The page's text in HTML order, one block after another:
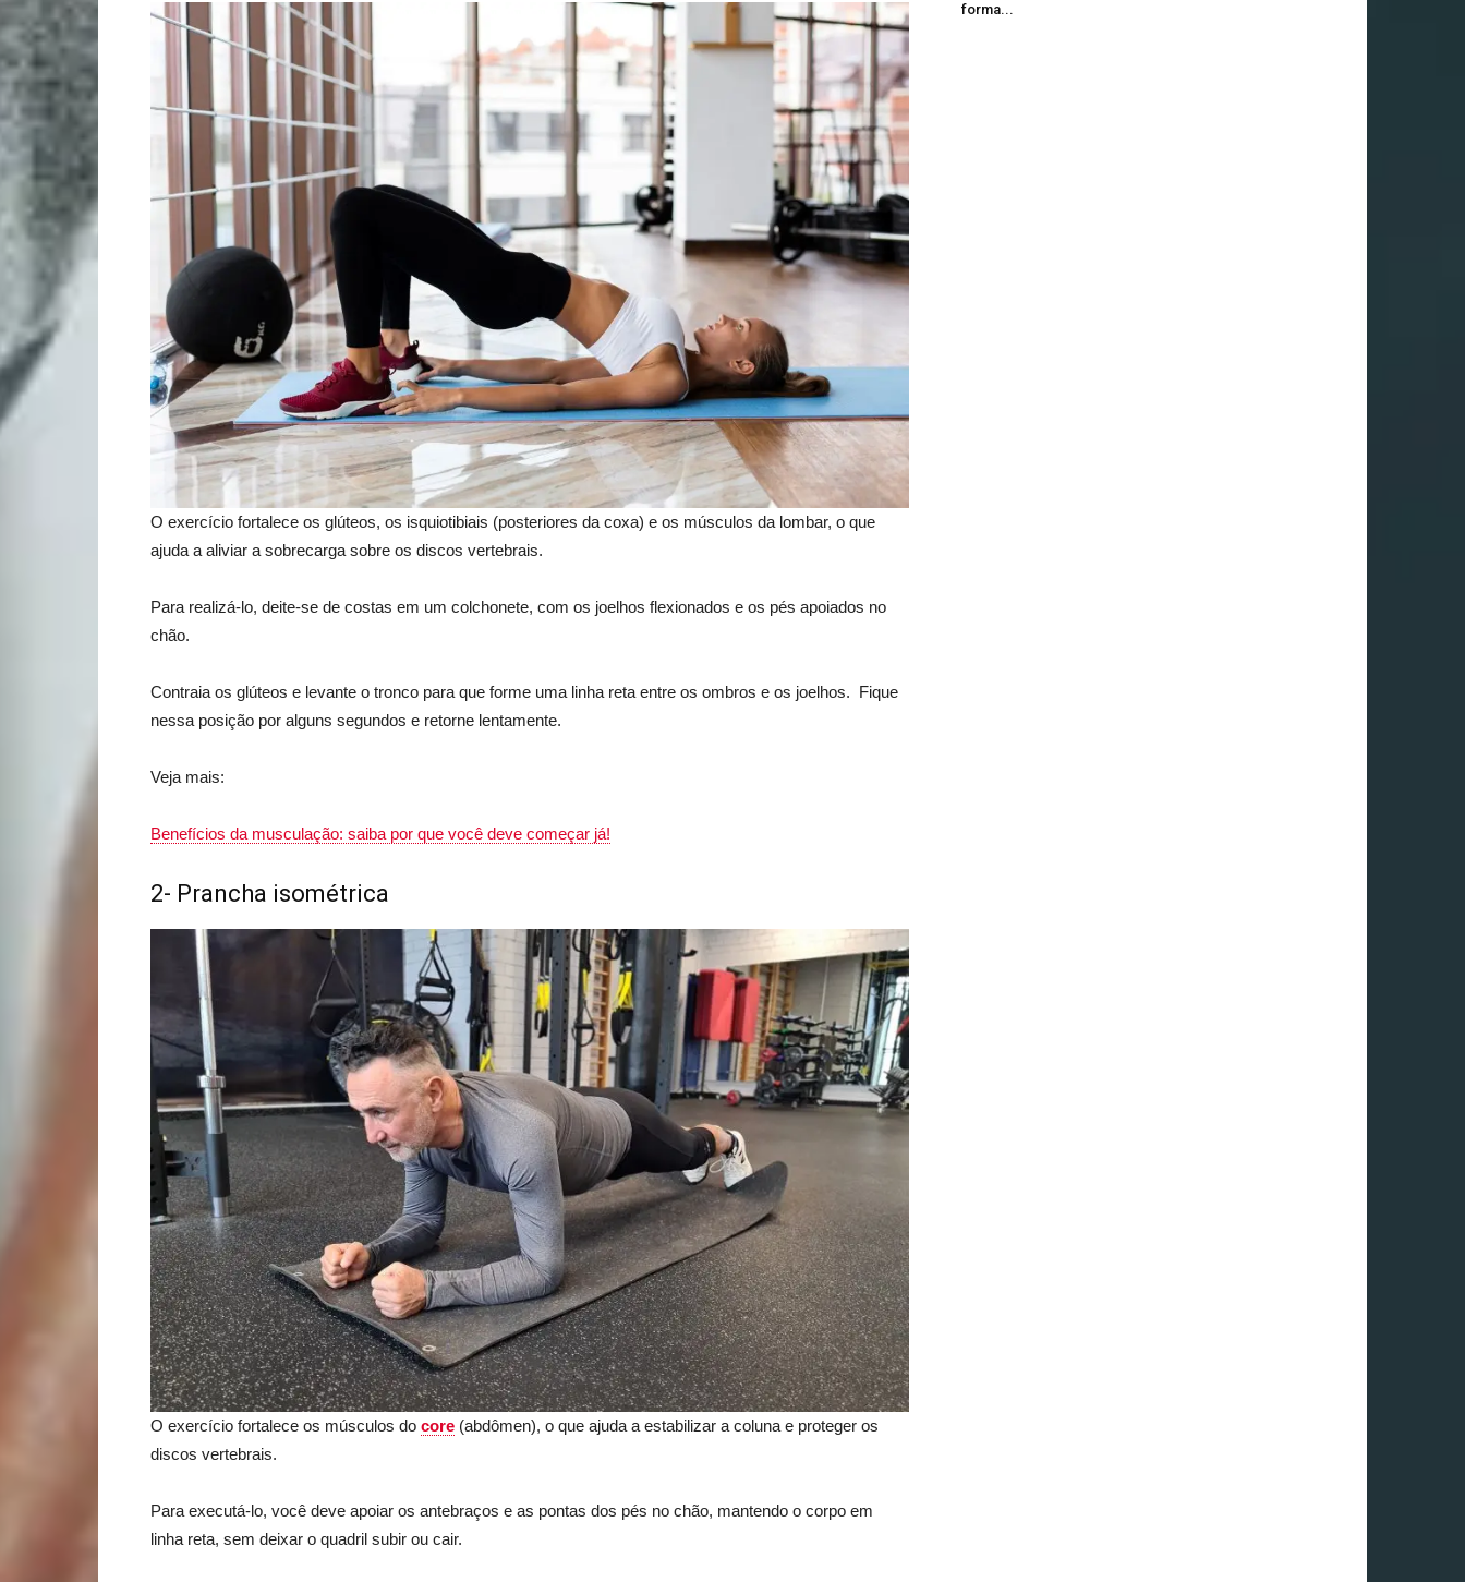
O exercício fortalece os glúteos, os isquiotibiais (posteriores da coxa) e os músculos da lombar, o que
ajuda a aliviar a sobrecarga sobre os discos vertebrais.
Para realizá-lo, deite-se de costas em um colchonete, com os joelhos flexionados e os pés apoiados no
chão.
Contraia os glúteos e levante o tronco para que forme uma linha reta entre os ombros e os joelhos. Fique
nessa posição por alguns segundos e retorne lentamente.
Veja mais:
Benefícios da musculação: saiba por que você deve começar já!
2- Prancha isométrica
O exercício fortalece os músculos do core (abdômen), o que ajuda a estabilizar a coluna e proteger os
discos vertebrais.
Para executá-lo, você deve apoiar os antebraços e as pontas dos pés no chão, mantendo o corpo em
linha reta, sem deixar o quadril subir ou cair.
forma...